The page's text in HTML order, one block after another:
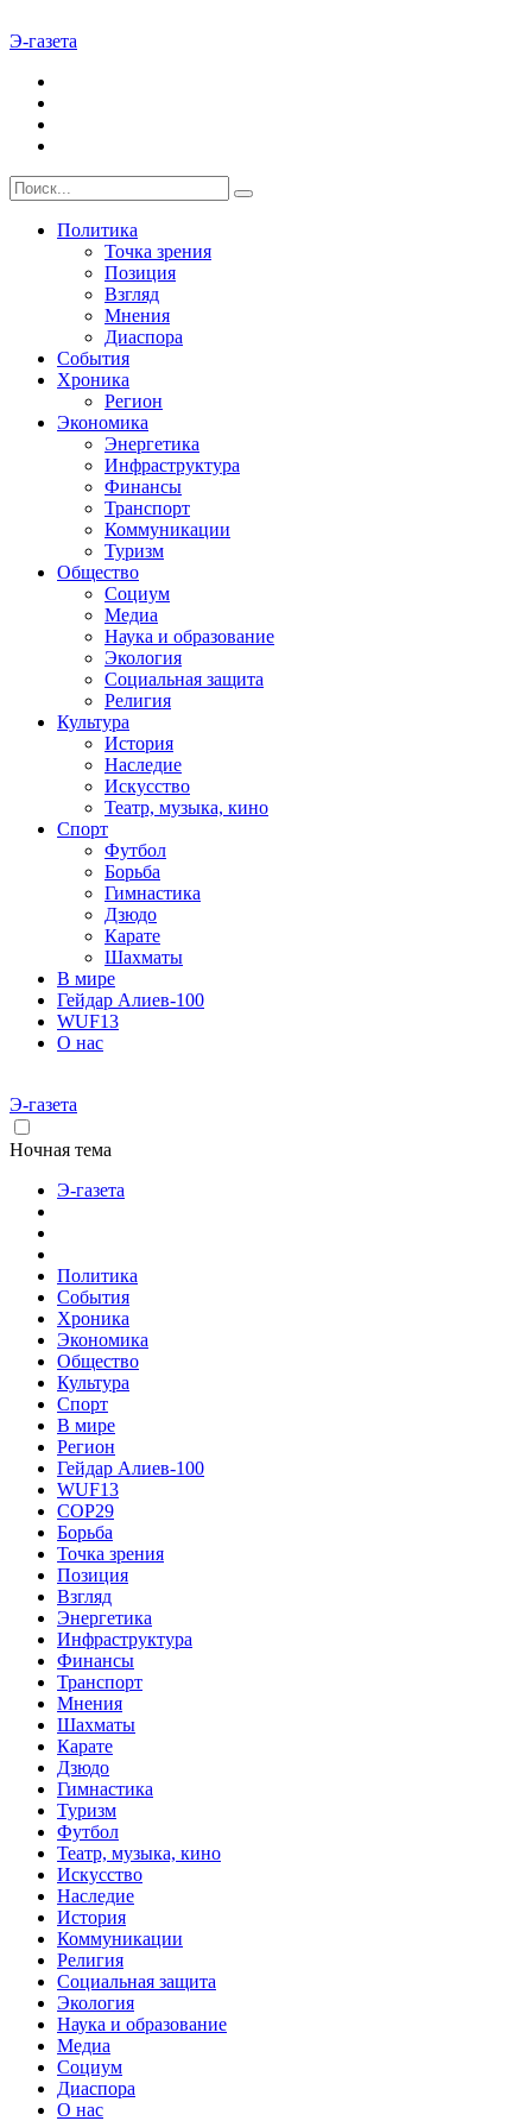
Э-газета
Политика
Точка зрения
Позиция
Взгляд
Мнения
Диаспора
События
Хроника
Регион
Экономика
Энергетика
Инфраструктура
Финансы
Транспорт
Коммуникации
Туризм
Общество
Социум
Медиа
Наука и образование
Экология
Социальная защита
Религия
Культура
История
Наследие
Искусство
Театр, музыка, кино
Спорт
Футбол
Борьба
Гимнастика
Дзюдо
Карате
Шахматы
В мире
Гейдар Алиев-100
WUF13
О нас
Э-газета
Ночная тема
Э-газета
Политика
События
Хроника
Экономика
Общество
Культура
Спорт
В мире
Регион
Гейдар Алиев-100
WUF13
COP29
Борьба
Точка зрения
Позиция
Взгляд
Энергетика
Инфраструктура
Финансы
Транспорт
Мнения
Шахматы
Карате
Дзюдо
Гимнастика
Туризм
Футбол
Театр, музыка, кино
Искусство
Наследие
История
Коммуникации
Религия
Социальная защита
Экология
Наука и образование
Медиа
Социум
Диаспора
О нас